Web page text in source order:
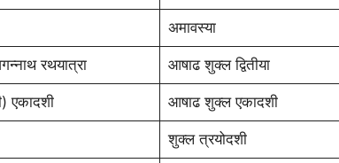
अमावस्या
रथयात्रा आषाढ शुक्ल द्वितीया
एकादशी आषाढ शुक्ल एकादशी
शुक्ल त्रयोदशी